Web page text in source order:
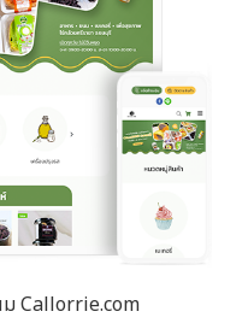
ม Callorrie.com